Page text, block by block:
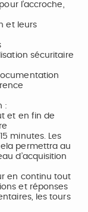
l’accroche,
et leurs
sécuritaire
:
et en fin de
minutes. Les
permettra au
d’acquisition
en continu tout
et réponses
les tours